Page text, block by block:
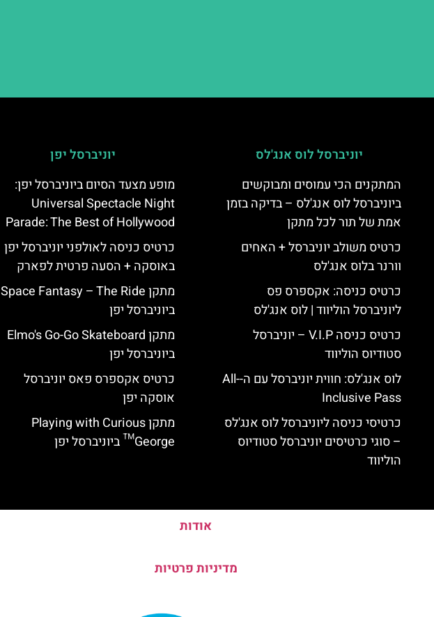
יוניברסל לוס אנג'לס
המתקנים הכי עמוסים ומבוקשים
ביוניברסל לוס אנג'לס – בדיקה בזמן
אמת של תור לכל מתקן
כרטיס משולב יוניברסל + האחים
וורנר בלוס אנג'לס
כרטיס כניסה: אקספרס פס
ליוניברסל הוליווד | לוס אנג'לס
כרטיס כניסה V.I.P – יוניברסל
סטודיוס הוליווד
לוס אנג'לס: חווית יוניברסל עם ה-All-
Inclusive Pass
כרטיסי כניסה ליוניברסל לוס אנג'לס
– סוגי כרטיסים יוניברסל סטודיוס
הוליווד
יוניברסל יפן
מופע מצעד הסיום ביוניברסל יפן:
Universal Spectacle Night
Parade: The Best of Hollywood
כרטיס כניסה לאולפני יוניברסל יפן
באוסקה + הסעה פרטית לפארק
מתקן Space Fantasy – The Ride
ביוניברסל יפן
מתקן Elmo's Go-Go Skateboard
ביוניברסל יפן
כרטיס אקספרס פאס יוניברסל
אוסקה יפן
מתקן Playing with Curious
George™ ביוניברסל יפן
אודות
מדיניות פרטיות